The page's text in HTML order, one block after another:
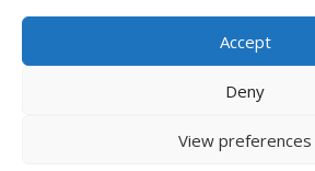
Accept
Deny
View preferences
Proudly powered by WordPress